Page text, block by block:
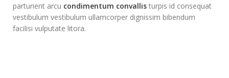
parturient arcu condimentum convallis turpis id consequat
vestibulum vestibulum ullamcorper dignissim bibendum
facilisi vulputate litora.